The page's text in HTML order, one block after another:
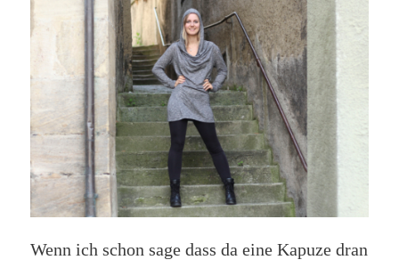
Wenn ich schon sage dass da eine Kapuze dran